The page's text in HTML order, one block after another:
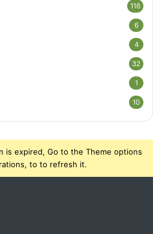
116
6
4
32
1
10
is expired, Go to the Theme options
to to refresh it.